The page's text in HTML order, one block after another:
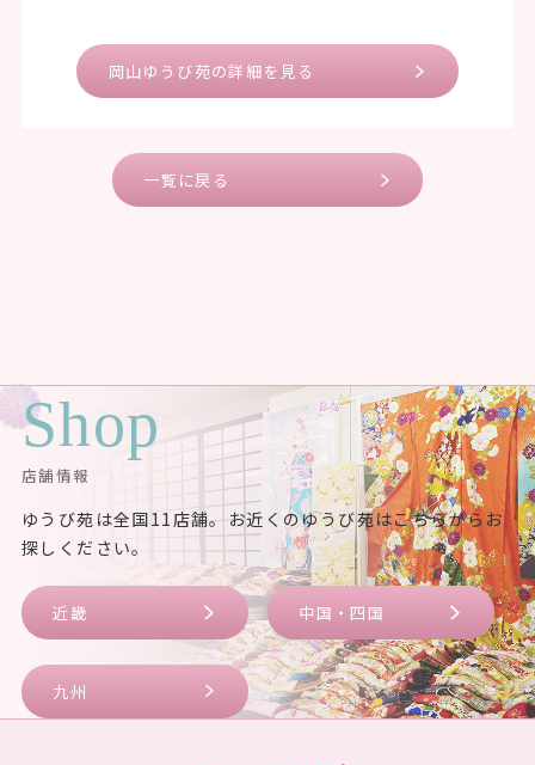
岡山ゆうび苑の詳細を見る
一覧に戻る
Shop
店舗情報
ゆうび苑は全国11店舗。お近くのゆうび苑はこちらからお
探しください。
近畿 中国・四国
九州